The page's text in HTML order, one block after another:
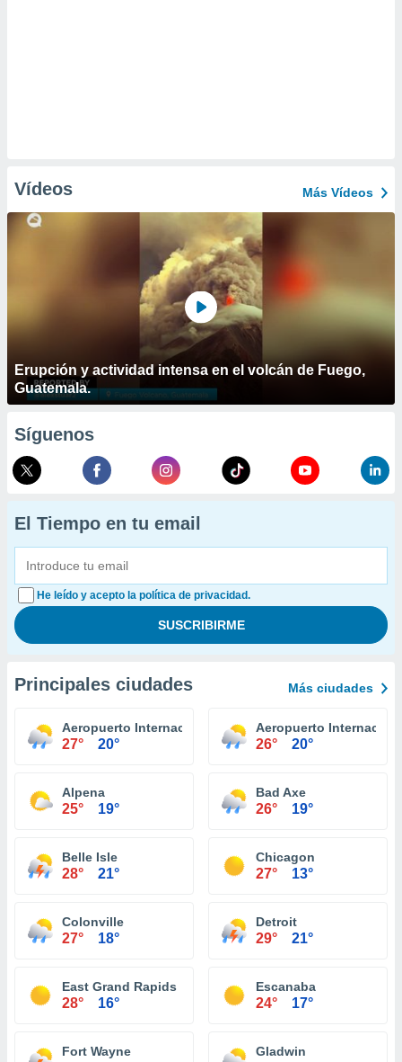
Vídeos Más Vídeos
Erupción y actividad intensa en el volcán de Fuego,
Guatemala.
Síguenos
El Tiempo en tu email
He leído y acepto la política de privacidad.
Principales ciudades Más ciudades
Aeropuerto Internacional Capital Region Lansing
27° 20°
Aeropuerto
26° 20°
Alpena
25° 19°
Bad Axe
26° 19°
Belle Isle
28° 21°
Chicagon
27° 13°
Colonville
27° 18°
Detroit
29° 21°
East Grand Rapids
28° 16°
Escanaba
24° 17°
Fort Wayne Gladwin